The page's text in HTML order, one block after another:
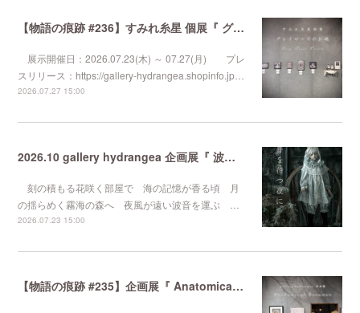
【物語の痕跡 #236】すみれ糸星 個展『 グレイローズのお城 』
展示開催日：2026.07.23(木) ～ 07.27(月) プレ
スリリース：https://gallery-hydrangea.shopinfo.jp…
2026.07.27 15:00
2026.10 gallery hydrangea 企画展『 波音を待つ夜に 』
刻の積もる花咲く部屋で 海の記憶が香る頃 月
の揺らめく霧海の森へ 夜風が遠い波音を運ぶ …
2026.07.23 15:00
【物語の痕跡 #235】企画展『 Anatomical Dreamer 』